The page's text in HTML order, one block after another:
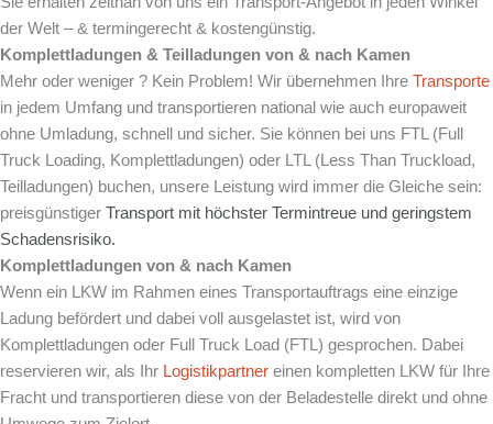
der Welt – & termingerecht & kostengünstig.
Komplettladungen & Teilladungen von & nach Kamen
Mehr oder weniger ? Kein Problem! Wir übernehmen Ihre Transporte
in jedem Umfang und transportieren national wie auch europaweit
ohne Umladung, schnell und sicher. Sie können bei uns FTL (Full
Truck Loading, Komplettladungen) oder LTL (Less Than Truckload,
Teilladungen) buchen, unsere Leistung wird immer die Gleiche sein:
preisgünstiger Transport mit höchster Termintreue und geringstem
Schadensrisiko.
Komplettladungen von & nach Kamen
Wenn ein LKW im Rahmen eines Transportauftrags eine einzige
Ladung befördert und dabei voll ausgelastet ist, wird von
Komplettladungen oder Full Truck Load (FTL) gesprochen. Dabei
reservieren wir, als Ihr Logistikpartner einen kompletten LKW für Ihre
Fracht und transportieren diese von der Beladestelle direkt und ohne